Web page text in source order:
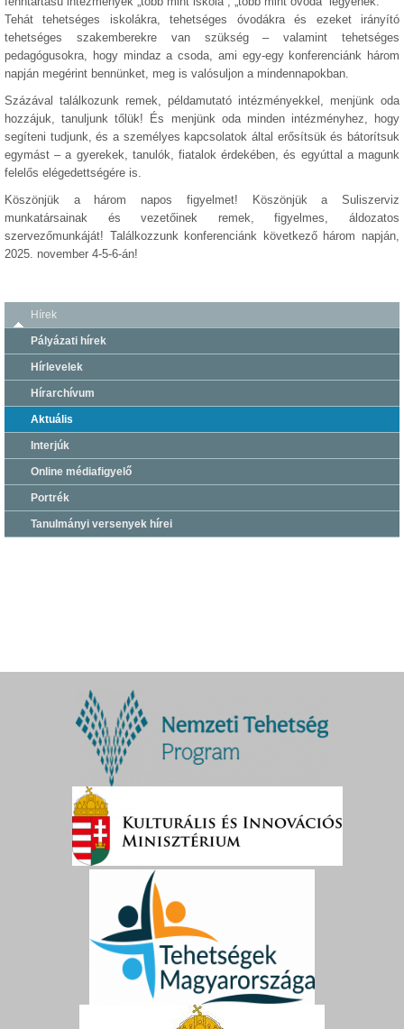
Tehát tehetséges iskolákra, tehetséges óvodákra és ezeket irányító
tehetséges szakemberekre van szükség – valamint tehetséges
pedagógusokra, hogy mindaz a csoda, ami egy-egy konferenciánk három
napján megérint bennünket, meg is valósuljon a mindennapokban.
Százával találkozunk remek, példamutató intézményekkel, menjünk oda
hozzájuk, tanuljunk tőlük! És menjünk oda minden intézményhez, hogy
segíteni tudjunk, és a személyes kapcsolatok által erősítsük és bátorítsuk
egymást – a gyerekek, tanulók, fiatalok érdekében, és egyúttal a magunk
felelős elégedettségére is.
Köszönjük a három napos figyelmet! Köszönjük a Suliszerviz
munkatársainak és vezetőinek remek, figyelmes, áldozatos
szervezőmunkáját! Találkozzunk konferenciánk következő három napján,
2025. november 4-5-6-án!
Hírek
Pályázati hírek
Hírlevelek
Hírarchívum
Aktuális
Interjúk
Online médiafigyelő
Portrék
Tanulmányi versenyek hírei